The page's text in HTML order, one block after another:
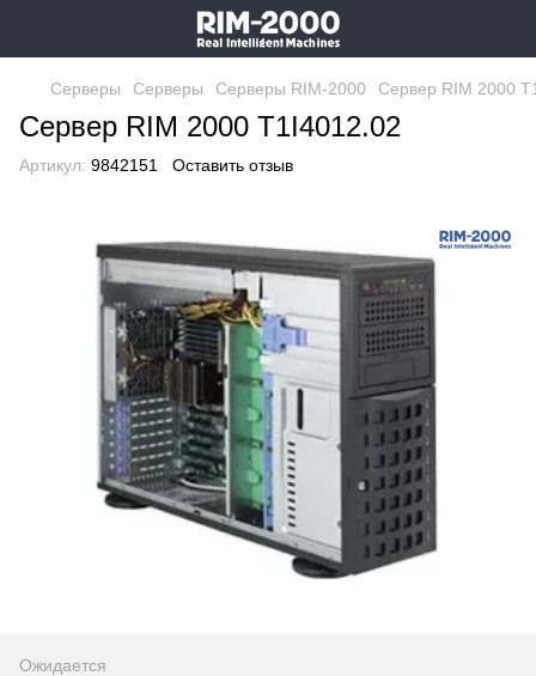
Серверы Серверы Серверы RIM-2000 Cервер RIM 2000
Cервер RIM 2000 T1I4012.02
Артикул: 9842151 Оставить отзыв
Ожидается